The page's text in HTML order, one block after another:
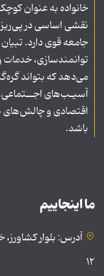
خانواده به عنوان
نقشی اساسی در
جامعه قوی دارد.
توانمندسازی، خدمات
می‌دهد که بتواند
آسیـب‌های
اقتصادی و چالش‌های
باشد.
ما اینجاییم
آدرس: بلوار
۱۲